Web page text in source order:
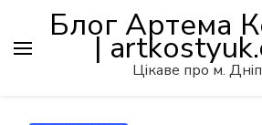
Блог Артема
|
Цікаве про м.